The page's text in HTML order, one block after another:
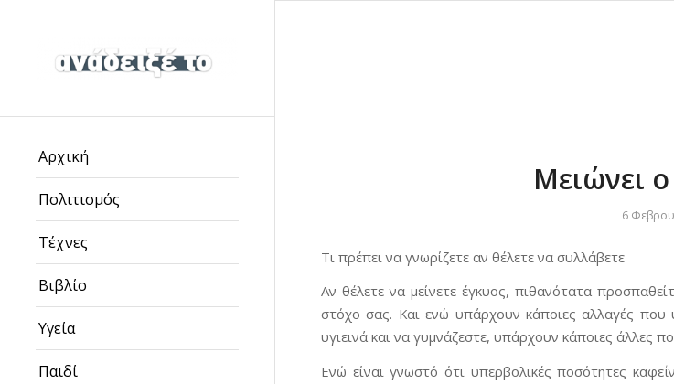
Αρχική
Πολιτισμός
Τέχνες
Βιβλίο
Υγεία
Παιδί
Μειώνει
6
Τι πρέπει να γνωρίζετε αν θέλετε να συλλάβετε
Αν θέλετε να μείνετε έγκυος, πιθανότατα
στόχο σας. Και ενώ υπάρχουν κάποιες αλλαγές
υγιεινά και να γυμνάζεστε, υπάρχουν κάποιες άλλες
Ενώ είναι γνωστό ότι υπερβολικές ποσότητες